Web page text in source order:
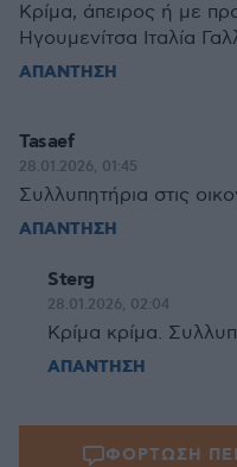
Κρίμα, άπειρος ή με
Ηγουμενίτσα Ιταλία
ΑΠΑΝΤΗΣΗ
Tasaef
28.01.2026, 01:45
Συλλυπητήρια στις
ΑΠΑΝΤΗΣΗ
Sterg
28.01.2026, 02:04
Κρίμα κρίμα.
ΑΠΑΝΤΗΣΗ
ΦΟΡΤΩΣΗ